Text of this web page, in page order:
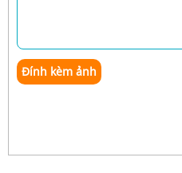
Đính kèm ảnh